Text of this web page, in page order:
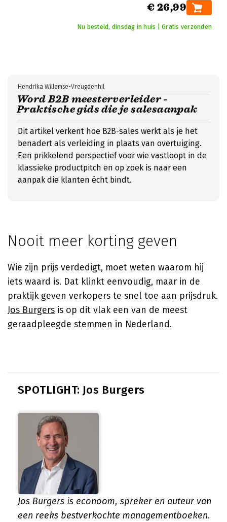
€ 26,99
Nu besteld, dinsdag in huis | Gratis verzonden
Word B2B meesterverleider -
Praktische gids die je salesaanpak
Hendrika Willemse-Vreugdenhil
Dit artikel verkent hoe B2B-sales werkt als je het
benadert als verleiding in plaats van overtuiging.
Een prikkelend perspectief voor wie vastloopt in de
klassieke productpitch en op zoek is naar een
aanpak die klanten écht bindt.
Nooit meer korting geven
Wie zijn prijs verdedigt, moet weten waarom hij
iets waard is. Dat klinkt eenvoudig, maar in de
praktijk geven verkopers te snel toe aan prijsdruk.
Jos Burgers is op dit vlak een van de meest
geraadpleegde stemmen in Nederland.
SPOTLIGHT: Jos Burgers
Jos Burgers is econoom, spreker en auteur van
een reeks bestverkochte managementboeken.